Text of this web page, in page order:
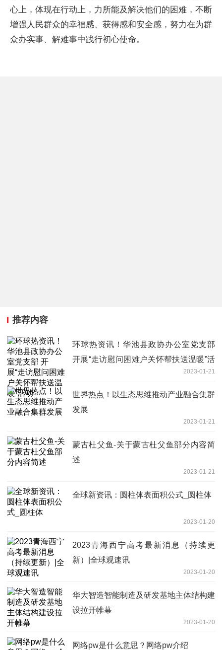
心上，体现在行动上，力所能及解决他们的困难，不断
增强人民群众的幸福感、获得感和安全感，努力在为群
众办实事、解难事中践行初心使命。
推荐内容
环球热资讯！华池县政协办公室党支部
开展“走访慰问困难户关怀帮扶送温暖”活
2023-01-21
世界热点！以生态思维推动产业融合集群
发展
2023-01-21
蒙古杜父鱼-关于蒙古杜父鱼部分内容简
述
2023-01-21
全球新资讯：圆柱体表面积公式_圆柱体
2023-01-20
2023青海西宁高考最新消息（持续更
新）|全球观速讯
2023-01-20
华大智造智能制造及研发基地主体结构建
设拉开帷幕
2023-01-20
网络pw是什么意思？网络pw介绍